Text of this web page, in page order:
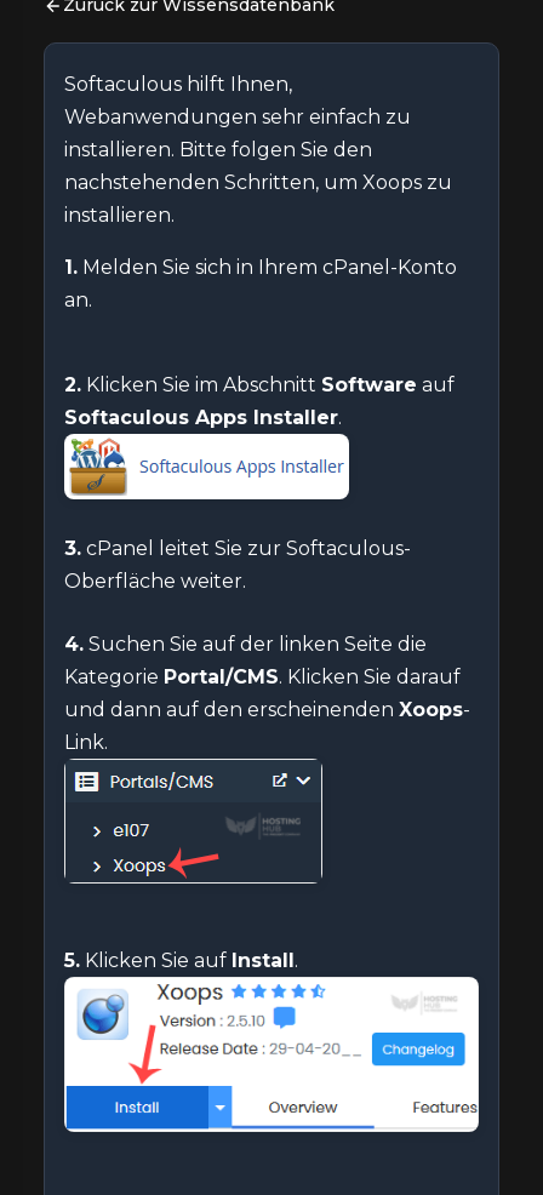
Zurück zur Wissensdatenbank
Softaculous hilft Ihnen,
Webanwendungen sehr einfach zu
installieren. Bitte folgen Sie den
nachstehenden Schritten, um Xoops zu
installieren.
1. Melden Sie sich in Ihrem cPanel-Konto
an.
2. Klicken Sie im Abschnitt Software auf
Softaculous Apps Installer.
3. cPanel leitet Sie zur Softaculous-
Oberfläche weiter.
4. Suchen Sie auf der linken Seite die
Kategorie Portal/CMS. Klicken Sie darauf
und dann auf den erscheinenden Xoops-
Link.
5. Klicken Sie auf Install.